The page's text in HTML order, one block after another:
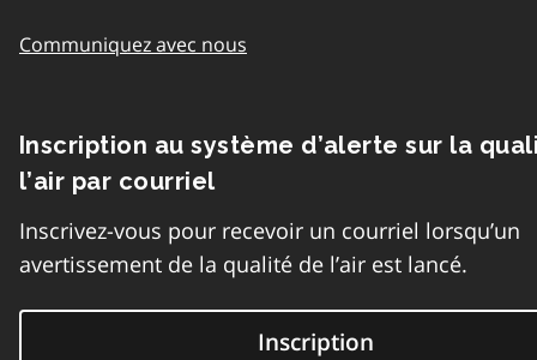
Communiquez avec nous
Inscription au système d’alerte sur la
l’air par courriel
Inscrivez-vous pour recevoir un courriel lorsqu’un
avertissement de la qualité de l’air est lancé.
Inscription